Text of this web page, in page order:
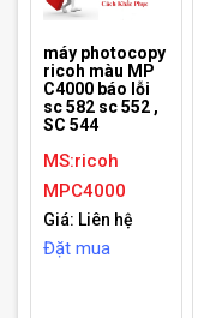
máy photocopy
ricoh màu MP
C4000 báo lỗi
sc 582 sc 552 ,
SC 544
MS:ricoh
MPC4000
Giá: Liên hệ
Đặt mua